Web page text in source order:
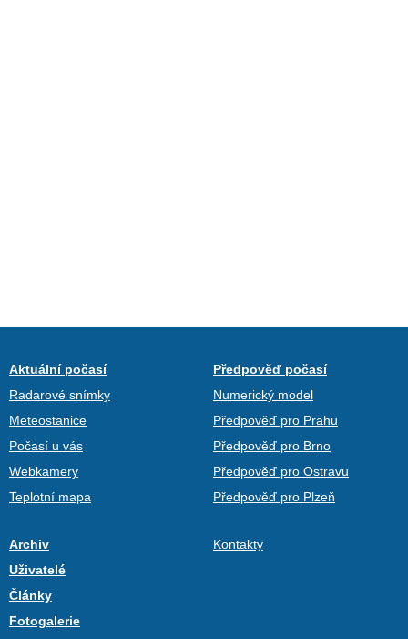
Aktuální počasí
Radarové snímky
Meteostanice
Počasí u vás
Webkamery
Teplotní mapa
Předpověď počasí
Numerický model
Předpověď pro Prahu
Předpověď pro Brno
Předpověď pro Ostravu
Předpověď pro Plzeň
Archiv
Uživatelé
Články
Fotogalerie
Kontakty